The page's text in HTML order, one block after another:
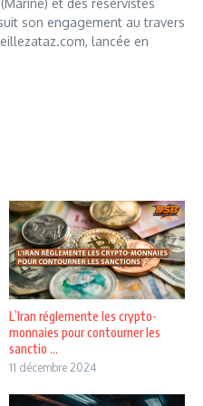
et des réservistes
son engagement au travers
lancée en
L’Iran réglemente les crypto-
monnaies pour contourner les
sanctio ...
11 décembre 2024